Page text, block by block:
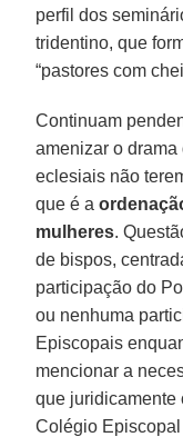
perfil dos
tridentino, que
“pastores com
Continuam
amenizar o
eclesiais não
que é a
mulheres.
de bispos,
participação do
ou nenhuma
Episcopais
mencionar a
que juridicamente
Colégio